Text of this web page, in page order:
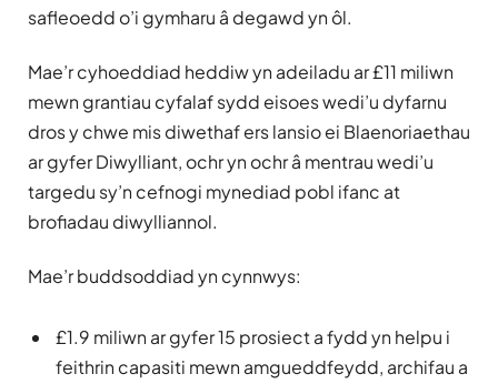
safleoedd o’i gymharu â degawd yn ôl.
Mae’r cyhoeddiad heddiw yn adeiladu ar £11 miliwn
mewn grantiau cyfalaf sydd eisoes wedi’u dyfarnu
dros y chwe mis diwethaf ers lansio ei Blaenoriaethau
ar gyfer Diwylliant, ochr yn ochr â mentrau wedi’u
targedu sy’n cefnogi mynediad pobl ifanc at
brofiadau diwylliannol.
Mae’r buddsoddiad yn cynnwys:
£1.9 miliwn ar gyfer 15 prosiect a fydd yn helpu i
feithrin capasiti mewn amgueddfeydd, archifau a